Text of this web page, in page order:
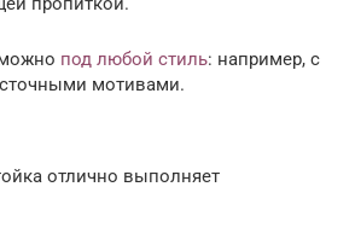
под любой стиль: например, с
мотивами.
отлично выполняет